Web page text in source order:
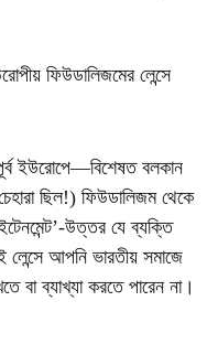
ফিউডালিজমের লেন্সে
ইউরোপে—বিশেষত বলকান
ছিল!) ফিউডালিজম থেকে
উত্তর যে ব্যক্তি
লেন্সে আপনি ভারতীয় সমাজে
বা ব্যাখ্যা করতে পারেন না।